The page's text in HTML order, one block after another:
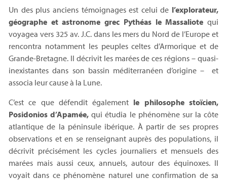
Un des plus anciens témoignages est celui de l’explorateur,
géographe et astronome grec Pythéas le Massaliote qui
voyagea vers 325 av. J.C. dans les mers du Nord de l’Europe et
rencontra notamment les peuples celtes d’Armorique et de
Grande-Bretagne. Il décrivit les marées de ces régions – quasi-
inexistantes dans son bassin méditerranéen d’origine – et
associa leur cause à la Lune.
C’est ce que défendit également le philosophe stoïcien,
Posidonios d’Apamée, qui étudia le phénomène sur la côte
atlantique de la péninsule ibérique. À partir de ses propres
observations et en se renseignant auprès des populations, il
décrivit précisément les cycles journaliers et mensuels des
marées mais aussi ceux, annuels, autour des équinoxes. Il
voyait dans ce phénomène naturel une confirmation de sa